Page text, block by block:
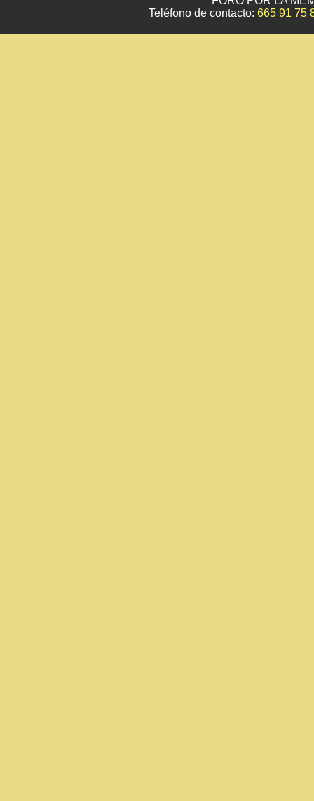
Teléfono de contacto: 665 91 75